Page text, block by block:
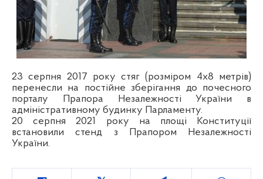
23 серпня 2017 року стяг (розміром 4х8 метрів)
перенесли на постійне зберігання до почесного
порталу Прапора Незалежності України в
адміністративному будинку Парламенту.
20 серпня 2021 року на площі Конституції
встановили стенд з Прапором Незалежності
України.